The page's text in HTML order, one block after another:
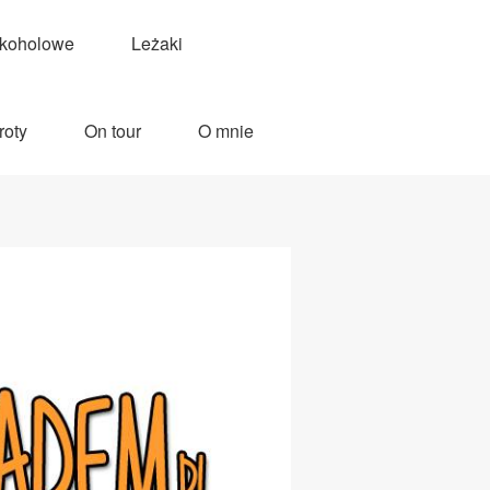
Leżaki
On tour O mnie